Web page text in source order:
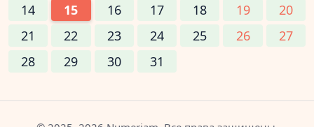
14
15 16 17 18 19
20
21
22 23 24 25 26
27
28
29 30 31